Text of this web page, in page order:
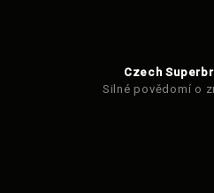
Czech
Silné povědomí o